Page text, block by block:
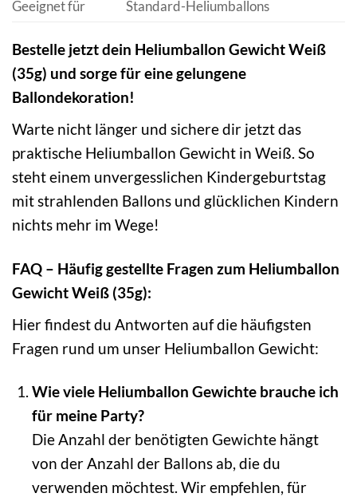
Geeignet für Standard-Heliumballons
Bestelle jetzt dein Heliumballon Gewicht Weiß
(35g) und sorge für eine gelungene
Ballondekoration!
Warte nicht länger und sichere dir jetzt das
praktische Heliumballon Gewicht in Weiß. So
steht einem unvergesslichen Kindergeburtstag
mit strahlenden Ballons und glücklichen Kindern
nichts mehr im Wege!
FAQ – Häufig gestellte Fragen zum Heliumballon
Gewicht Weiß (35g):
Hier findest du Antworten auf die häufigsten
Fragen rund um unser Heliumballon Gewicht:
Wie viele Heliumballon Gewichte brauche ich
für meine Party?
Die Anzahl der benötigten Gewichte hängt
von der Anzahl der Ballons ab, die du
verwenden möchtest. Wir empfehlen, für